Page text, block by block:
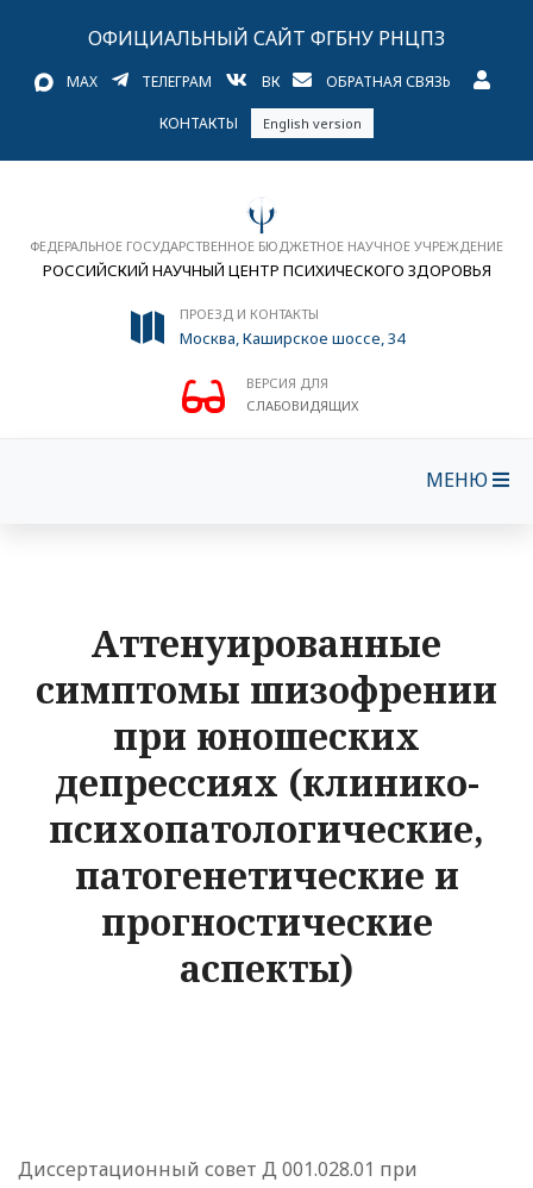
ОФИЦИАЛЬНЫЙ САЙТ ФГБНУ РНЦПЗ
MAX ТЕЛЕГРАМ ВК ОБРАТНАЯ СВЯЗЬ
КОНТАКТЫ English version
ФЕДЕРАЛЬНОЕ ГОСУДАРСТВЕННОЕ БЮДЖЕТНОЕ НАУЧНОЕ УЧРЕЖДЕНИЕ
РОССИЙСКИЙ НАУЧНЫЙ ЦЕНТР ПСИХИЧЕСКОГО ЗДОРОВЬЯ
ПРОЕЗД И КОНТАКТЫ
Москва, Каширское шоссе, 34
ВЕРСИЯ ДЛЯ
СЛАБОВИДЯЩИХ
МЕНЮ
Аттенуированные
симптомы шизофрении
при юношеских
депрессиях (клинико-
психопатологические,
патогенетические и
прогностические
аспекты)
Диссертационный совет Д 001.028.01 при